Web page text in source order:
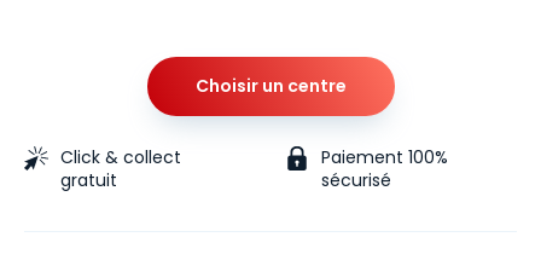
Choisir un centre
Click & collect
gratuit
Paiement 100%
sécurisé